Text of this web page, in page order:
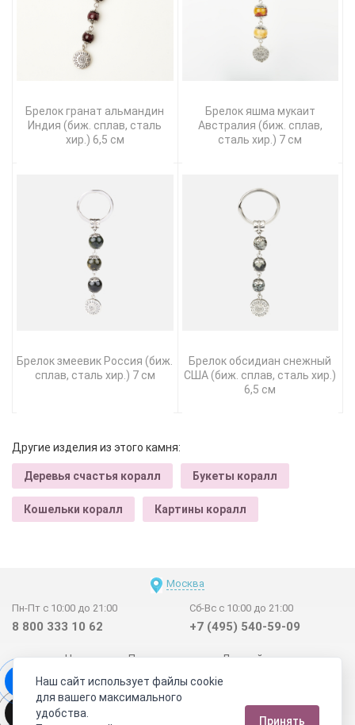
Брелок гранат альмандин
Индия (биж. сплав, сталь
хир.) 6,5 см
Брелок яшма мукаит
Австралия (биж. сплав,
сталь хир.) 7 см
Брелок змеевик Россия (биж.
сплав, сталь хир.) 7 см
Брелок обсидиан снежный
США (биж. сплав, сталь хир.)
6,5 см
Другие изделия из этого камня:
Деревья счастья коралл Букеты коралл
Кошельки коралл Картины коралл
Москва
Пн-Пт с 10:00 до 21:00
8 800 333 10 62
Сб-Вс с 10:00 до 21:00
+7 (495) 540-59-09
Новинки Поставщикам
Личный счет
Договор-оферта
О нас
Наши магазины
Отзывы покупателей
Сертификаты
Статьи
Наш сайт использует файлы cookie
для вашего максимального
удобства.
Принять